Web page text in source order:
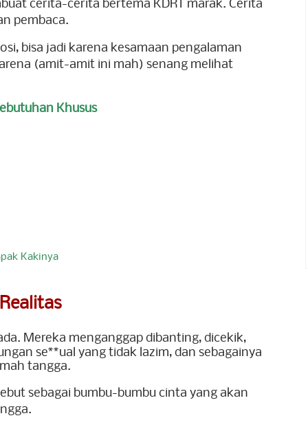
cerita-cerita bertema KDRT marak. Cerita
pembaca.
bisa jadi karena kesamaan pengalaman
(amit-amit ini mah) senang melihat
Khusus
Kakinya
Mereka menganggap dibanting, dicekik,
se**ual yang tidak lazim, dan sebagainya
tangga.
sebagai bumbu-bumbu cinta yang akan